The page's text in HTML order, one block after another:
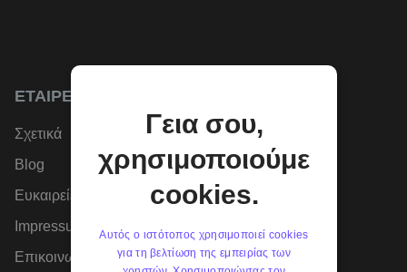
ΕΤΑΙΡΕΊΑ
Σχετικά
Blog
Ευκαιρείες Καριέρας
Impressum
Επικοινωνήστε μαζί μας
Γεια σου,
χρησιμοποιούμε
cookies.
Αυτός ο ιστότοπος χρησιμοποιεί cookies
για τη βελτίωση της εμπειρίας των